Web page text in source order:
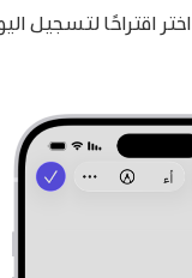
اختر اقتراحًا لتسجيل